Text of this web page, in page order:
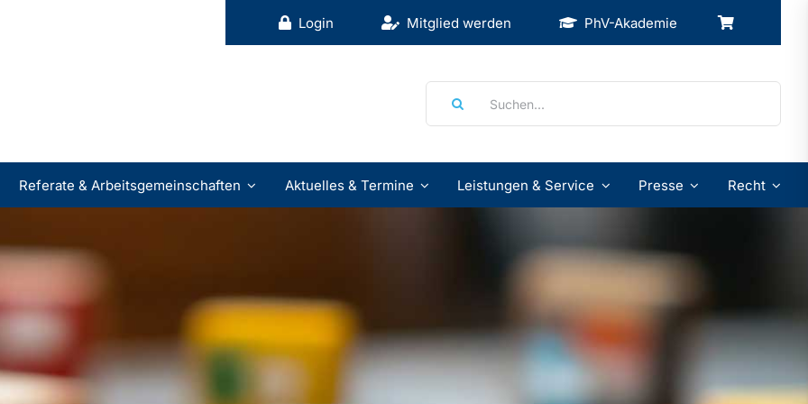
Login Mitglied werden PhV-Akademie
Referate & Arbeitsgemeinschaften Aktuelles & Termine Leistungen & Service Presse Recht